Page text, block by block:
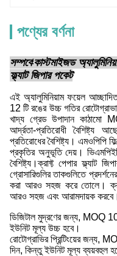
পণ্যের বর্ণনা
সম্পর্কেকাস্টমাইজড
ফ্ল্যাট জিপার পকেট
এই অ্যালুমিনিয়াম ফয়েল আচ্ছাদিত
12 টি রঙের উচ্চ গতির
খাদ্য গ্রেড উপাদান
আর্দ্রতা-প্রতিরোধী বৈশিষ্ট্য
প্রতিরোধের বৈশিষ্ট্য। এমওপিপি
প্রকৃতির অনুভূতি দেয়।
বৈশিষ্ট্য।ক্রাফ্ট পেপার ফ্ল্যাট
গ্রোসারিগুলির তাকগুলিতে
করা আরও সহজ করে তোলে।
আরও সহজ এবং আরামদায়ক করবে।
ডিজিটাল মুদ্রণের জন্য, MOQ
ইউনিট মূল্য উচ্চ হবে।
রোটোগ্রাভির প্রিন্টিংয়ের
দিন, কিন্তু ইউনিট মূল্য ব্যয়বহুল